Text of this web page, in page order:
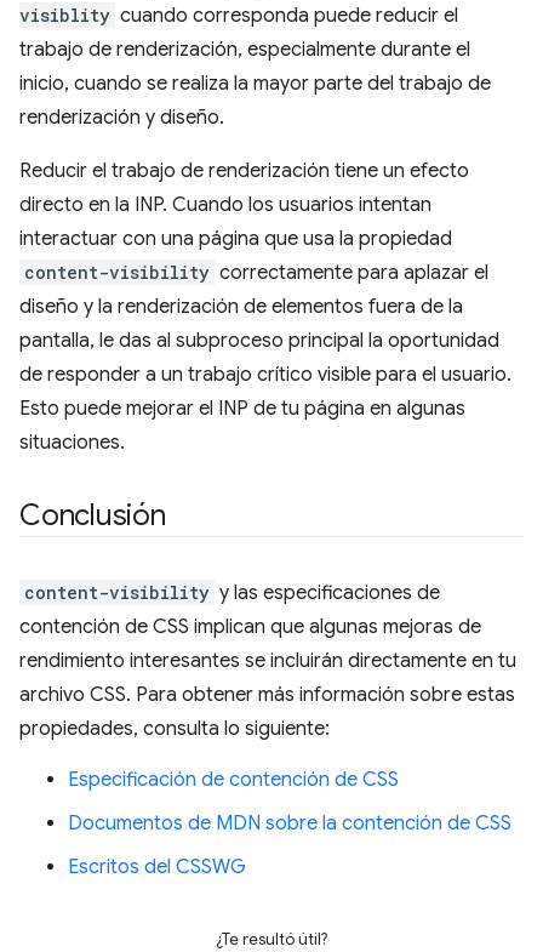
visiblity cuando corresponda puede reducir el
trabajo de renderización, especialmente durante el
inicio, cuando se realiza la mayor parte del trabajo de
renderización y diseño.
Reducir el trabajo de renderización tiene un efecto
directo en la INP. Cuando los usuarios intentan
interactuar con una página que usa la propiedad
content-visibility correctamente para aplazar el
diseño y la renderización de elementos fuera de la
pantalla, le das al subproceso principal la oportunidad
de responder a un trabajo crítico visible para el usuario.
Esto puede mejorar el INP de tu página en algunas
situaciones.
Conclusión
content-visibility y las especificaciones de
contención de CSS implican que algunas mejoras de
rendimiento interesantes se incluirán directamente en tu
archivo CSS. Para obtener más información sobre estas
propiedades, consulta lo siguiente:
Especificación de contención de CSS
Documentos de MDN sobre la contención de CSS
Escritos del CSSWG
¿Te resultó útil?